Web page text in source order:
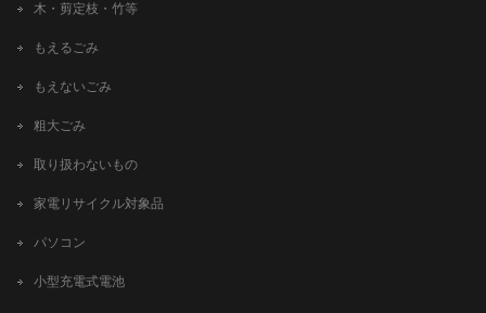
木・剪定枝・竹等
もえるごみ
もえないごみ
粗大ごみ
取り扱わないもの
家電リサイクル対象品
パソコン
小型充電式電池